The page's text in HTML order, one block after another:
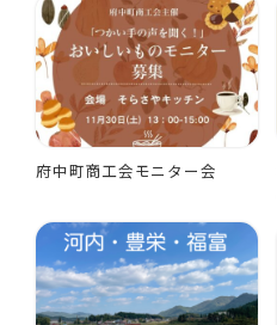
府中町商工会モニター会